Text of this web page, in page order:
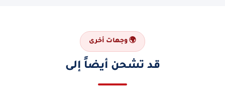
🌍 وجهات أخرى
قد تشحن أيضاً إلى